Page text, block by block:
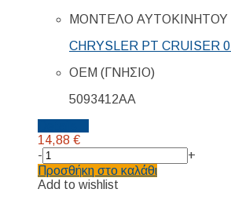
ΜΟΝΤΕΛΟ ΑΥΤΟΚΙΝΗΤΟΥ
CHRYSLER PT CRUISER
ΟΕΜ (ΓΝΗΣΙΟ)
5093412AA
14,88 €
-
+
Προσθήκη στο καλάθι
Add to wishlist